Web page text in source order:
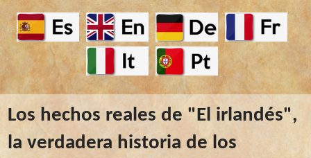
Los hechos reales de "El irlandés",
la verdadera historia de los